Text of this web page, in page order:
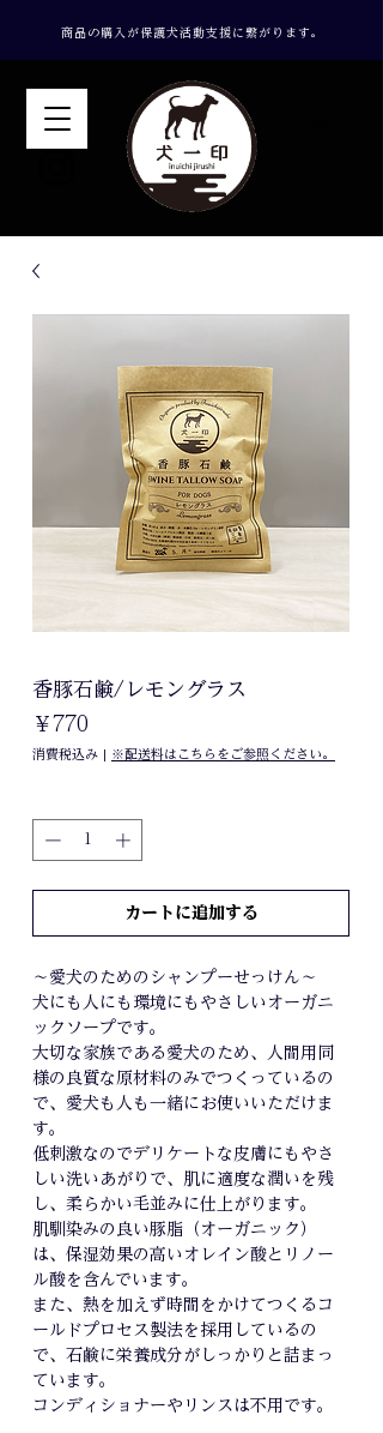
​商品の購入が保護犬活動支援に繋がります。
香豚石鹸/レモングラス
￥770
格
消費税込み | ※配送料はこちらをご参照ください。
カートに追加する
～愛犬のためのシャンプーせっけん～
犬にも人にも環境にもやさしいオーガニ
ックソープです。
大切な家族である愛犬のため、人間用同
様の良質な原材料のみでつくっているの
で、愛犬も人も一緒にお使いいただけま
す。
低刺激なのでデリケートな皮膚にもやさ
しい洗いあがりで、肌に適度な潤いを残
し、柔らかい毛並みに仕上がります。
肌馴染みの良い豚脂（オーガニック）
は、保湿効果の高いオレイン酸とリノー
ル酸を含んでいます。
また、熱を加えず時間をかけてつくるコ
ールドプロセス製法を採用しているの
で、石鹸に栄養成分がしっかりと詰まっ
ています。
コンディショナーやリンスは不用です。